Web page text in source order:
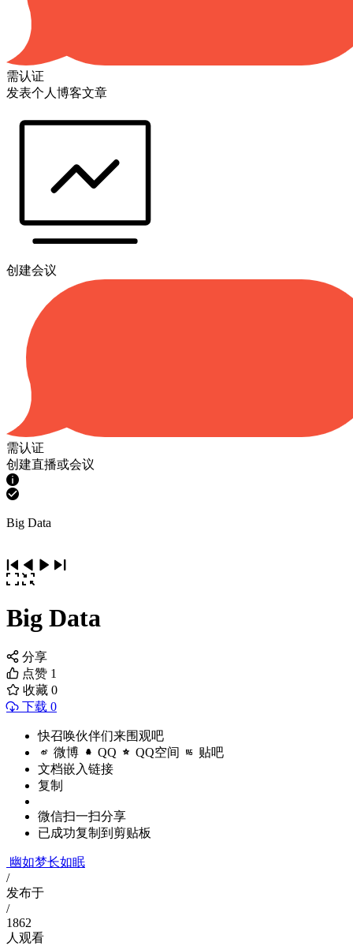
需认证
发表个人博客文章
创建会议
需认证
创建直播或会议
Big Data
Big Data
分享
点赞 1
收藏 0
下载 0
快召唤伙伴们来围观吧
微博 QQ QQ空间 贴吧
文档嵌入链接
复制
微信扫一扫分享
已成功复制到剪贴板
幽如梦长如眠
/
发布于
/
1862
人观看